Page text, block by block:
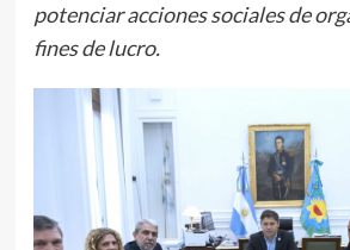
potenciar acciones sociales de
fines de lucro.